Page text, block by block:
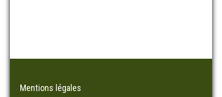
Mentions légales